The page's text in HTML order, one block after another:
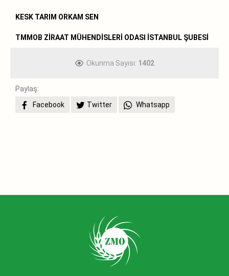
KESK TARIM ORKAM SEN
TMMOB ZİRAAT MÜHENDİSLERİ ODASI İSTANBUL ŞUBESİ
Okunma Sayısı: 1402
Paylaş:
Facebook
Twitter Whatsapp